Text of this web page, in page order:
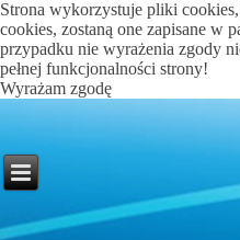
Strona wykorzystuje pliki
cookies, zostaną one zapisane w
przypadku nie wyrażenia zgody
pełnej funkcjonalności strony!
Wyrażam zgodę